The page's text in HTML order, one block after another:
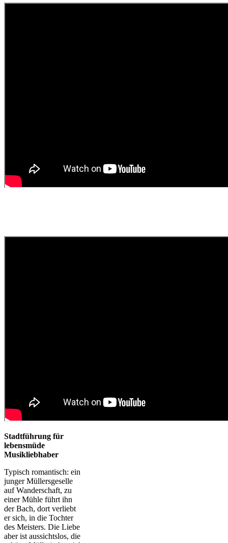
Stadtführung für
lebensmüde
Musikliebhaber
Typisch romantisch: ein
junger Müllersgeselle
auf Wanderschaft, zu
einer Mühle führt ihn
der Bach, dort verliebt
er sich, in die Tochter
des Meisters. Die Liebe
aber ist aussichtslos, die